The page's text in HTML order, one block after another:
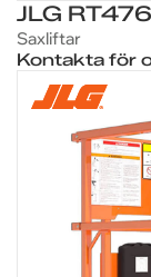
JLG
Saxliftar
Kontakta för